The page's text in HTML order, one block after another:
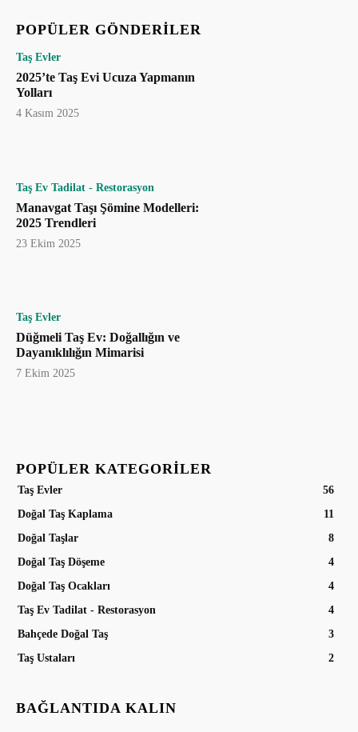
POPÜLER GÖNDERILER
Taş Evler
2025’te Taş Evi Ucuza Yapmanın
Yolları
4 Kasım 2025
Taş Ev Tadilat - Restorasyon
Manavgat Taşı Şömine Modelleri:
2025 Trendleri
23 Ekim 2025
Taş Evler
Düğmeli Taş Ev: Doğallığın ve
Dayanıklılığın Mimarisi
7 Ekim 2025
POPÜLER KATEGORILER
Taş Evler
56
Doğal Taş Kaplama
11
Doğal Taşlar
8
Doğal Taş Döşeme
4
Doğal Taş Ocakları
4
Taş Ev Tadilat - Restorasyon
4
Bahçede Doğal Taş
3
Taş Ustaları
2
BAĞLANTIDA KALIN